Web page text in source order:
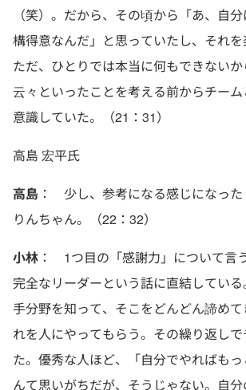
（笑）。だから、その頃から「あ、自
構得意なんだ」と思っていたし、それを
ただ、ひとりでは本当に何もできない
云々といったことを考える前からチーム
意識していた。（21：31）
高島 宏平氏
高島 ： 少し、参考になる感じになっ
りんちゃん。（22：32）
小林 ： 1つ目の「感謝力」について言
完全なリーダーという話に直結してい
手分野を知って、そこをどんどん諦め
れを人にやってもらう。その繰り返し
た。優秀な人ほど、「自分でやればも
んて思いがちだが、そうじゃない。自